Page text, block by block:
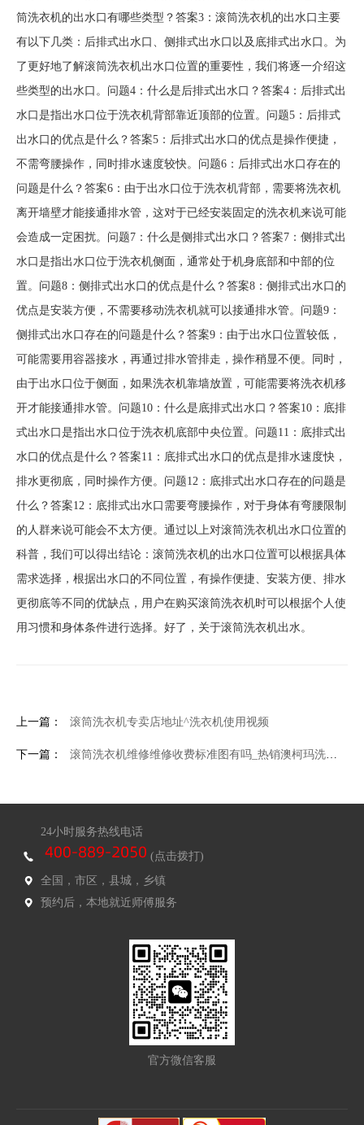
筒洗衣机的出水口有哪些类型？答案3：滚筒洗衣机的出水口主要
有以下几类：后排式出水口、侧排式出水口以及底排式出水口。为
了更好地了解滚筒洗衣机出水口位置的重要性，我们将逐一介绍这
些类型的出水口。问题4：什么是后排式出水口？答案4：后排式出
水口是指出水口位于洗衣机背部靠近顶部的位置。问题5：后排式
出水口的优点是什么？答案5：后排式出水口的优点是操作便捷，
不需弯腰操作，同时排水速度较快。问题6：后排式出水口存在的
问题是什么？答案6：由于出水口位于洗衣机背部，需要将洗衣机
离开墙壁才能接通排水管，这对于已经安装固定的洗衣机来说可能
会造成一定困扰。问题7：什么是侧排式出水口？答案7：侧排式出
水口是指出水口位于洗衣机侧面，通常处于机身底部和中部的位
置。问题8：侧排式出水口的优点是什么？答案8：侧排式出水口的
优点是安装方便，不需要移动洗衣机就可以接通排水管。问题9：
侧排式出水口存在的问题是什么？答案9：由于出水口位置较低，
可能需要用容器接水，再通过排水管排走，操作稍显不便。同时，
由于出水口位于侧面，如果洗衣机靠墙放置，可能需要将洗衣机移
开才能接通排水管。问题10：什么是底排式出水口？答案10：底排
式出水口是指出水口位于洗衣机底部中央位置。问题11：底排式出
水口的优点是什么？答案11：底排式出水口的优点是排水速度快，
排水更彻底，同时操作方便。问题12：底排式出水口存在的问题是
什么？答案12：底排式出水口需要弯腰操作，对于身体有弯腰限制
的人群来说可能会不太方便。通过以上对滚筒洗衣机出水口位置的
科普，我们可以得出结论：滚筒洗衣机的出水口位置可以根据具体
需求选择，根据出水口的不同位置，有操作便捷、安装方便、排水
更彻底等不同的优缺点，用户在购买滚筒洗衣机时可以根据个人使
用习惯和身体条件进行选择。好了，关于滚筒洗衣机出水。
上一篇： 滚筒洗衣机专卖店地址^洗衣机使用视频
下一篇： 滚筒洗衣机维修维修收费标准图有吗_热销澳柯玛洗衣机型号有哪些 澳柯玛洗衣机哪款好
24小时服务热线电话
(点击拨打)
全国，市区，县城，乡镇
预约后，本地就近师傅服务
官方微信客服